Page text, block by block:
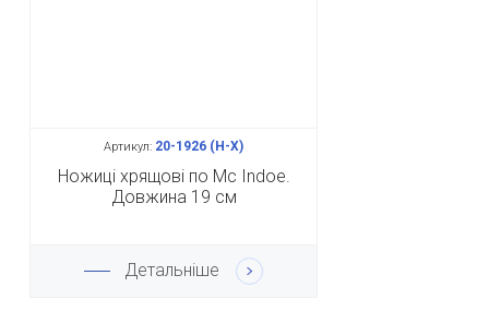
Артикул: 20-1926 (Н-Х)
Ножиці хрящові по Mc Indoe.
Довжина 19 см
Детальніше